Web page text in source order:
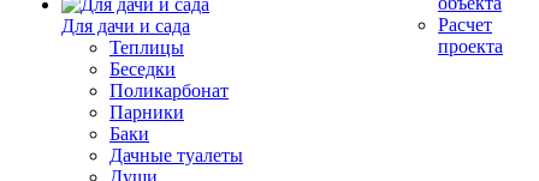
Для дачи и сада
Теплицы
Беседки
Поликарбонат
Парники
Баки
Дачные туалеты
Души
Расчет
проекта